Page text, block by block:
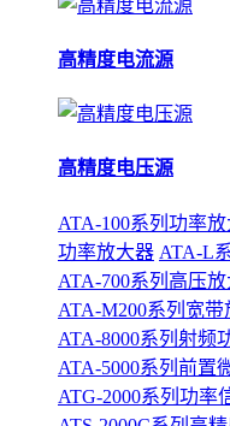
高精度电流源
高精度电压源
ATA-100系列功率
功率放大器 ATA-L
ATA-700系列高压
ATA-M200系列宽
ATA-8000系列射频
ATA-5000系列前置
ATG-2000系列功率